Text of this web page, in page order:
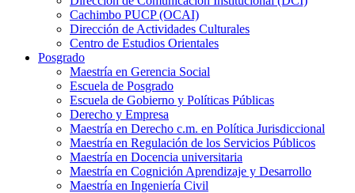
Cachimbo PUCP (OCAI)
Dirección de Actividades Culturales
Centro de Estudios Orientales
Posgrado
Maestría en Gerencia Social
Escuela de Posgrado
Escuela de Gobierno y Políticas Públicas
Derecho y Empresa
Maestría en Derecho c.m. en Política Jurisdiccional
Maestría en Regulación de los Servicios Públicos
Maestría en Docencia universitaria
Maestría en Cognición Aprendizaje y Desarrollo
Maestría en Ingeniería Civil